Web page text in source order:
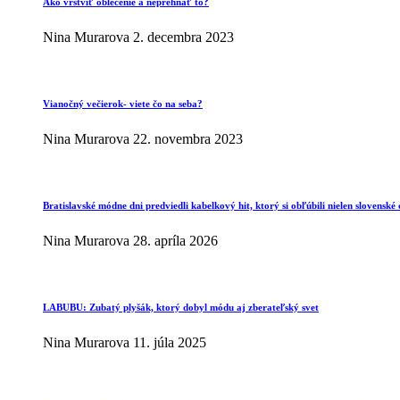
Nina Murarova 2. decembra 2023
Vianočný večierok- viete čo na seba?
Nina Murarova 22. novembra 2023
Bratislavské módne dni predviedli kabelkový hit, ktorý si obľúbili nielen slovenské
Nina Murarova 28. apríla 2026
LABUBU: Zubatý plyšák, ktorý dobyl módu aj zberateľský svet
Nina Murarova 11. júla 2025